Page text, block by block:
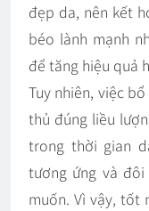
đẹp da, nên kết
béo lành mạnh
để tăng hiệu quả
Tuy nhiên, việc
thủ đúng liều
trong thời gian
tương ứng và
muốn. Vì vậy, tốt